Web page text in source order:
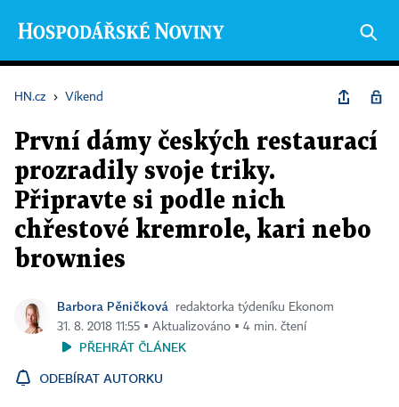
HN.cz › Víkend
První dámy českých restaurací
prozradily svoje triky.
Připravte si podle nich
chřestové kremrole, kari nebo
brownies
Barbora Pěničková
redaktorka týdeníku Ekonom
31. 8. 2018 11:55 ▪ Aktualizováno ▪ 4 min. čtení
PŘEHRÁT ČLÁNEK
ODEBÍRAT AUTORKU